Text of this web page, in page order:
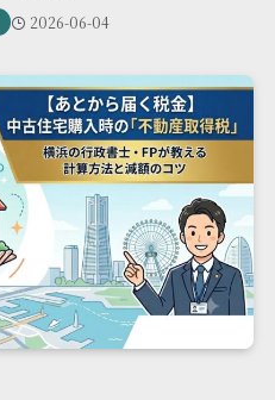
2026-06-04